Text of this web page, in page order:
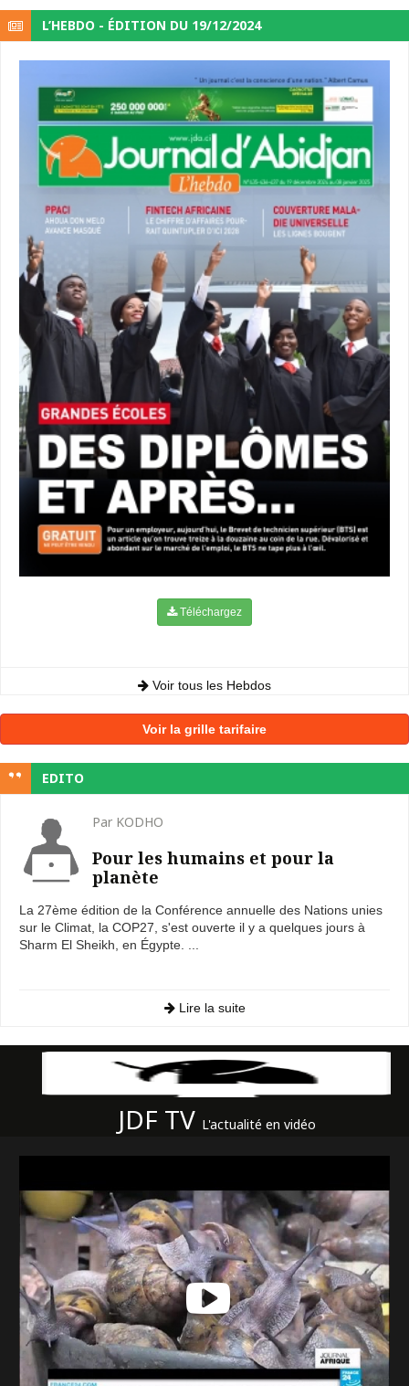
L’HEBDO - ÉDITION DU 19/12/2024
Téléchargez
Voir tous les Hebdos
Voir la grille tarifaire
EDITO
Par KODHO
Pour les humains et pour la
planète
La 27ème édition de la Conférence annuelle des Nations unies
sur le Climat, la COP27, s'est ouverte il y a quelques jours à
Sharm El Sheikh, en Égypte. ...
Lire la suite
JDF TV L'actualité en vidéo